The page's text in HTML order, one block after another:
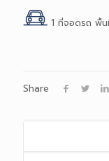
1 ที่จอดรถ พื้น
Share